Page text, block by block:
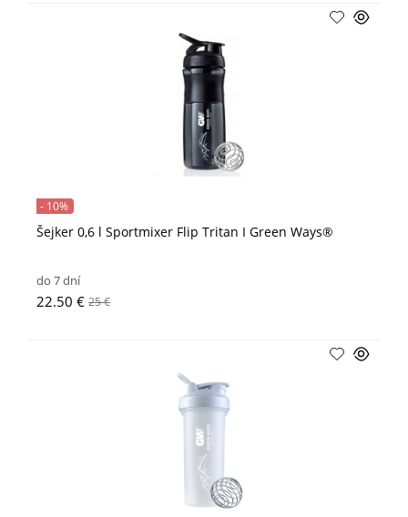
Šejker 0,6 l Sportmixer Flip Tritan I Green Ways®
- 10%
do 7 dní
22.50 € 25 €